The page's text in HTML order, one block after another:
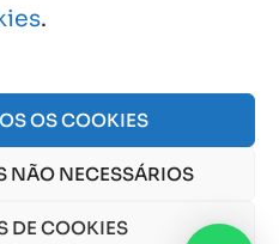
.
OS COOKIES
NÃO NECESSÁRIOS
DE COOKIES
|
Aviso de Cookies